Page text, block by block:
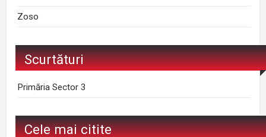
Zoso
Scurtături
Primăria Sector 3
Cele mai citite